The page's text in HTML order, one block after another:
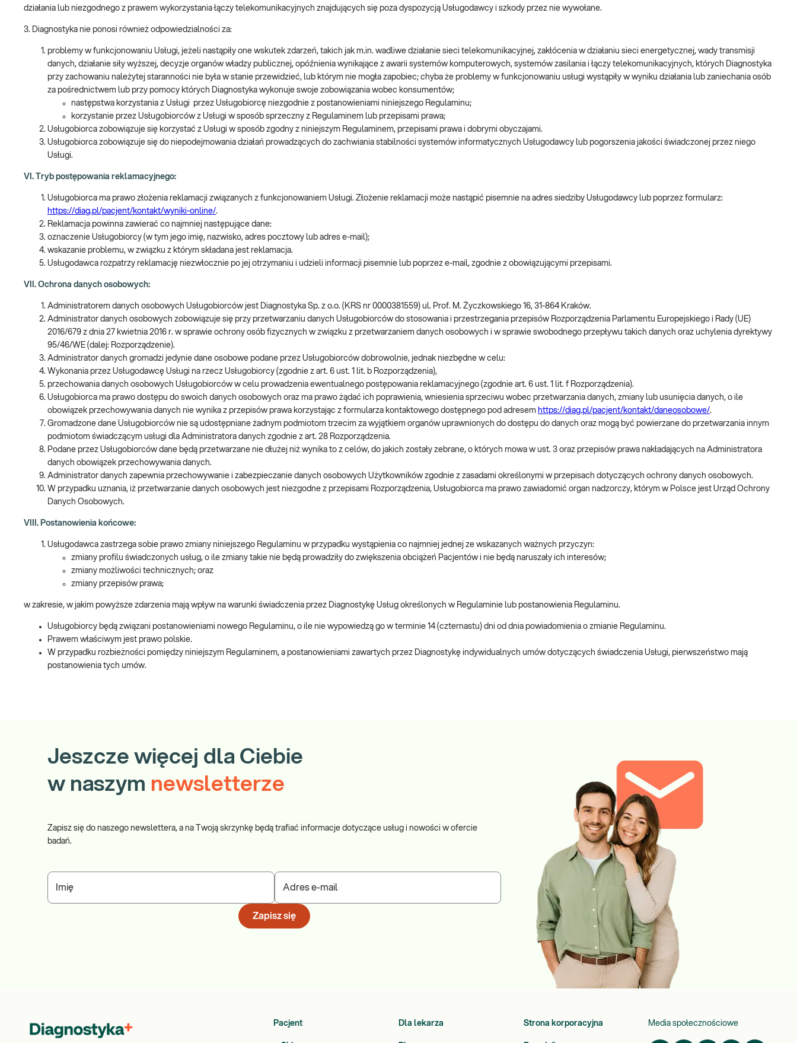
działania lub niezgodnego z prawem wykorzystania łączy telekomunikacyjnych znajdujących się poza dyspozycją Usługodawcy i szkody przez nie wywołane.
3. Diagnostyka nie ponosi również odpowiedzialności za:
problemy w funkcjonowaniu Usługi, jeżeli nastąpiły one wskutek zdarzeń, takich jak m.in. wadliwe działanie sieci telekomunikacyjnej, zakłócenia w działaniu sieci energetycznej, wady transmisji
danych, działanie siły wyższej, decyzje organów władzy publicznej, opóźnienia wynikające z awarii systemów komputerowych, systemów zasilania i łączy telekomunikacyjnych, których Diagnostyka
przy zachowaniu należytej staranności nie była w stanie przewidzieć, lub którym nie mogła zapobiec; chyba że problemy w funkcjonowaniu usługi wystąpiły w wyniku działania lub zaniechania osób
za pośrednictwem lub przy pomocy których Diagnostyka wykonuje swoje zobowiązania wobec konsumentów;
następstwa korzystania z Usługi przez Usługobiorcę niezgodnie z postanowieniami niniejszego Regulaminu;
korzystanie przez Usługobiorców z Usługi w sposób sprzeczny z Regulaminem lub przepisami prawa;
Usługobiorca zobowiązuje się korzystać z Usługi w sposób zgodny z niniejszym Regulaminem, przepisami prawa i dobrymi obyczajami.
Usługobiorca zobowiązuje się do niepodejmowania działań prowadzących do zachwiania stabilności systemów informatycznych Usługodawcy lub pogorszenia jakości świadczonej przez niego
Usługi.
VI. Tryb postępowania reklamacyjnego:
Usługobiorca ma prawo złożenia reklamacji związanych z funkcjonowaniem Usługi. Złożenie reklamacji może nastąpić pisemnie na adres siedziby Usługodawcy lub poprzez formularz:
https://diag.pl/pacjent/kontakt/wyniki-online/.
Reklamacja powinna zawierać co najmniej następujące dane:
oznaczenie Usługobiorcy (w tym jego imię, nazwisko, adres pocztowy lub adres e-mail);
wskazanie problemu, w związku z którym składana jest reklamacja.
Usługodawca rozpatrzy reklamację niezwłocznie po jej otrzymaniu i udzieli informacji pisemnie lub poprzez e-mail, zgodnie z obowiązującymi przepisami.
VII. Ochrona danych osobowych:
Administratorem danych osobowych Usługobiorców jest Diagnostyka Sp. z o.o. (KRS nr 0000381559) ul. Prof. M. Życzkowskiego 16, 31-864 Kraków.
Administrator danych osobowych zobowiązuje się przy przetwarzaniu danych Usługobiorców do stosowania i przestrzegania przepisów Rozporządzenia Parlamentu Europejskiego i Rady (UE)
2016/679 z dnia 27 kwietnia 2016 r. w sprawie ochrony osób fizycznych w związku z przetwarzaniem danych osobowych i w sprawie swobodnego przepływu takich danych oraz uchylenia dyrektywy
95/46/WE (dalej: Rozporządzenie).
Administrator danych gromadzi jedynie dane osobowe podane przez Usługobiorców dobrowolnie, jednak niezbędne w celu:
Wykonania przez Usługodawcę Usługi na rzecz Usługobiorcy (zgodnie z art. 6 ust. 1 lit. b Rozporządzenia),
przechowania danych osobowych Usługobiorców w celu prowadzenia ewentualnego postępowania reklamacyjnego (zgodnie art. 6 ust. 1 lit. f Rozporządzenia).
Usługobiorca ma prawo dostępu do swoich danych osobowych oraz ma prawo żądać ich poprawienia, wniesienia sprzeciwu wobec przetwarzania danych, zmiany lub usunięcia danych, o ile
obowiązek przechowywania danych nie wynika z przepisów prawa korzystając z formularza kontaktowego dostępnego pod adresem https://diag.pl/pacjent/kontakt/daneosobowe/.
Gromadzone dane Usługobiorców nie są udostępniane żadnym podmiotom trzecim za wyjątkiem organów uprawnionych do dostępu do danych oraz mogą być powierzane do przetwarzania innym
podmiotom świadczącym usługi dla Administratora danych zgodnie z art. 28 Rozporządzenia.
Podane przez Usługobiorców dane będą przetwarzane nie dłużej niż wynika to z celów, do jakich zostały zebrane, o których mowa w ust. 3 oraz przepisów prawa nakładających na Administratora
danych obowiązek przechowywania danych.
Administrator danych zapewnia przechowywanie i zabezpieczanie danych osobowych Użytkowników zgodnie z zasadami określonymi w przepisach dotyczących ochrony danych osobowych.
W przypadku uznania, iż przetwarzanie danych osobowych jest niezgodne z przepisami Rozporządzenia, Usługobiorca ma prawo zawiadomić organ nadzorczy, którym w Polsce jest Urząd Ochrony
Danych Osobowych.
VIII. Postanowienia końcowe:
Usługodawca zastrzega sobie prawo zmiany niniejszego Regulaminu w przypadku wystąpienia co najmniej jednej ze wskazanych ważnych przyczyn:
zmiany profilu świadczonych usług, o ile zmiany takie nie będą prowadziły do zwiększenia obciążeń Pacjentów i nie będą naruszały ich interesów;
zmiany możliwości technicznych; oraz
zmiany przepisów prawa;
w zakresie, w jakim powyższe zdarzenia mają wpływ na warunki świadczenia przez Diagnostykę Usług określonych w Regulaminie lub postanowienia Regulaminu.
Usługobiorcy będą związani postanowieniami nowego Regulaminu, o ile nie wypowiedzą go w terminie 14 (czternastu) dni od dnia powiadomienia o zmianie Regulaminu.
Prawem właściwym jest prawo polskie.
W przypadku rozbieżności pomiędzy niniejszym Regulaminem, a postanowieniami zawartych przez Diagnostykę indywidualnych umów dotyczących świadczenia Usługi, pierwszeństwo mają
postanowienia tych umów.
Jeszcze więcej dla Ciebie
w naszym newsletterze
Zapisz się do naszego newslettera, a na Twoją skrzynkę będą trafiać informacje dotyczące usług i nowości w ofercie
badań.
Imię Adres e-mail
Zapisz się
Pacjent Dla lekarza Strona korporacyjna Media społecznościowe